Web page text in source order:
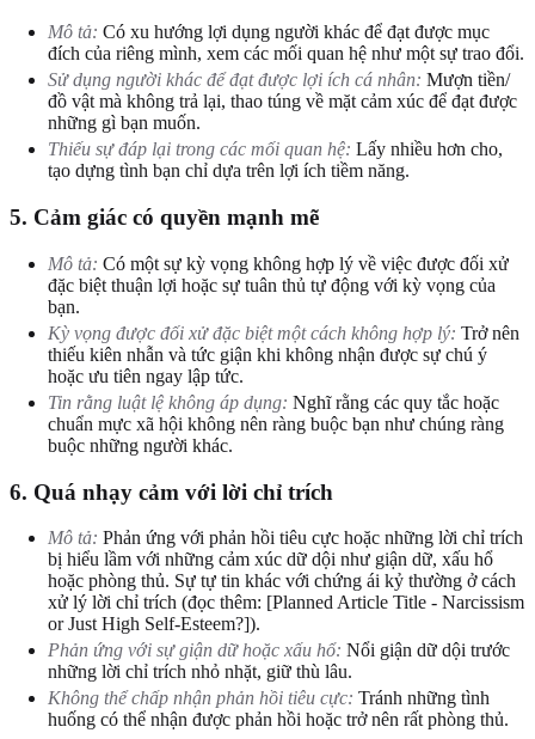
Mô tả: Có xu hướng lợi dụng người khác để đạt được mục
đích của riêng mình, xem các mối quan hệ như một sự trao đổi.
Sử dụng người khác để đạt được lợi ích cá nhân: Mượn tiền/
đồ vật mà không trả lại, thao túng về mặt cảm xúc để đạt được
những gì bạn muốn.
Thiếu sự đáp lại trong các mối quan hệ: Lấy nhiều hơn cho,
tạo dựng tình bạn chỉ dựa trên lợi ích tiềm năng.
5. Cảm giác có quyền mạnh mẽ
Mô tả: Có một sự kỳ vọng không hợp lý về việc được đối xử
đặc biệt thuận lợi hoặc sự tuân thủ tự động với kỳ vọng của
bạn.
Kỳ vọng được đối xử đặc biệt một cách không hợp lý: Trở nên
thiếu kiên nhẫn và tức giận khi không nhận được sự chú ý
hoặc ưu tiên ngay lập tức.
Tin rằng luật lệ không áp dụng: Nghĩ rằng các quy tắc hoặc
chuẩn mực xã hội không nên ràng buộc bạn như chúng ràng
buộc những người khác.
6. Quá nhạy cảm với lời chỉ trích
Mô tả: Phản ứng với phản hồi tiêu cực hoặc những lời chỉ trích
bị hiểu lầm với những cảm xúc dữ dội như giận dữ, xấu hổ
hoặc phòng thủ. Sự tự tin khác với chứng ái kỷ thường ở cách
xử lý lời chỉ trích (đọc thêm: [Planned Article Title - Narcissism
or Just High Self-Esteem?]).
Phản ứng với sự giận dữ hoặc xấu hổ: Nổi giận dữ dội trước
những lời chỉ trích nhỏ nhặt, giữ thù lâu.
Không thể chấp nhận phản hồi tiêu cực: Tránh những tình
huống có thể nhận được phản hồi hoặc trở nên rất phòng thủ.